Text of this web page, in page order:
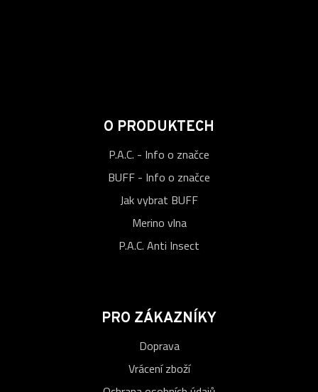
O PRODUKTECH
P.A.C. - Info o značce
BUFF - Info o značce
Jak vybrat BUFF
Merino vlna
P.A.C. Anti Insect
PRO ZÁKAZNÍKY
Doprava
Vrácení zboží